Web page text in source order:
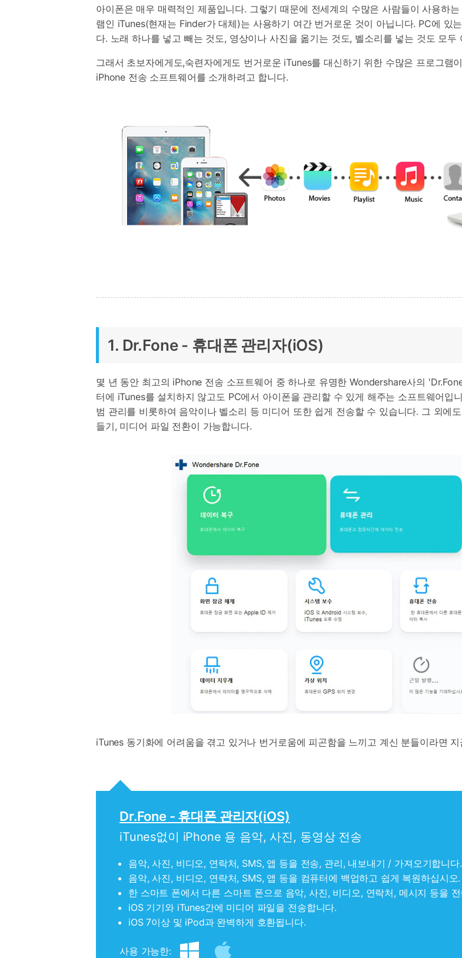
아이폰은 매우 매력적인 제품입니다. 그렇기 때문에 전세계의 수많은 사람들이 사용하
램인 iTunes(현재는 Finder가 대체)는 사용하기 여간 번거로운 것이 아닙니다. PC에 있
다. 노래 하나를 넣고 빼는 것도, 영상이나 사진을 옮기는 것도, 벨소리를 넣는 것도 모두
그래서 초보자에게도,숙련자에게도 번거로운 iTunes를 대신하기 위한 수많은 프로그램
iPhone 전송 소프트웨어를 소개하려고 합니다.
1. Dr.Fone - 휴대폰 관리자(iOS)
몇 년 동안 최고의 iPhone 전송 소프트웨어 중 하나로 유명한 Wondershare사의
터에 iTunes를 설치하지 않고도 PC에서 아이폰을 관리할 수 있게 해주는 소프트웨어입
범 관리를 비롯하여 음악이나 벨소리 등 미디어 또한 쉽게 전송할 수 있습니다. 그 외에
들기, 미디어 파일 전환이 가능합니다.
iTunes 동기화에 어려움을 겪고 있거나 번거로움에 피곤함을 느끼고 계신 분들이라면
Dr.Fone - 휴대폰 관리자(iOS)
iTunes없이 iPhone 용 음악, 사진, 동영상 전송
음악, 사진, 비디오, 연락처, SMS, 앱 등을 전송, 관리, 내보내기 / 가져오기합니다.
음악, 사진, 비디오, 연락처, SMS, 앱 등을 컴퓨터에 백업하고 쉽게 복원하십시오.
한 스마트 폰에서 다른 스마트 폰으로 음악, 사진, 비디오, 연락처, 메시지 등을
iOS 기기와 iTunes간에 미디어 파일을 전송합니다.
iOS 7이상 및 iPod과 완벽하게 호환됩니다.
사용 가능한: